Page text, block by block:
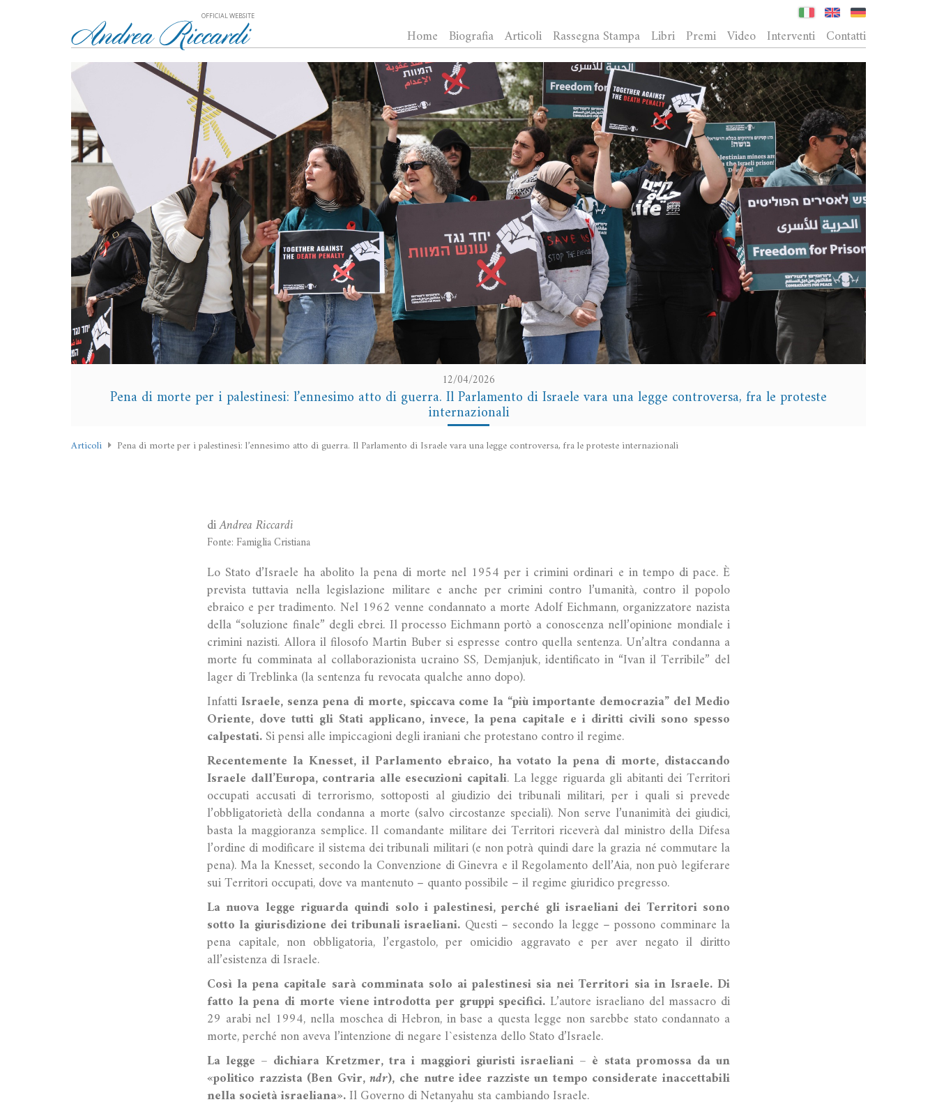
OFFICIAL WEBSITE
Home Biografia Articoli Rassegna Stampa Libri Premi Video Interventi Contatti
12/04/2026
Pena di morte per i palestinesi: l’ennesimo atto di guerra. Il Parlamento di Israele vara una legge controversa, fra le proteste
internazionali
Articoli Pena di morte per i palestinesi: l’ennesimo atto di guerra. Il Parlamento di Israele vara una legge controversa, fra le proteste internazionali
diAndrea Riccardi
Fonte: Famiglia Cristiana
Lo Stato d’Israele ha abolito la pena di morte nel 1954 per i crimini ordinari e in tempo di pace. È
prevista tuttavia nella legislazione militare e anche per crimini contro l’umanità, contro il popolo
ebraico e per tradimento. Nel 1962 venne condannato a morte Adolf Eichmann, organizzatore nazista
della “soluzione finale” degli ebrei. Il processo Eichmann portò a conoscenza nell’opinione mondiale i
crimini nazisti. Allora il filosofo Martin Buber si espresse contro quella sentenza. Un’altra condanna a
morte fu comminata al collaborazionista ucraino SS, Demjanjuk, identificato in “Ivan il Terribile” del
lager di Treblinka (la sentenza fu revocata qualche anno dopo).
InfattiIsraele, senza pena di morte, spiccava come la “più importante democrazia” del Medio
Oriente, dove tutti gli Stati applicano, invece, la pena capitale e i diritti civili sono spesso
calpestati.Si pensi alle impiccagioni degli iraniani che protestano contro il regime.
Recentemente la Knesset, il Parlamento ebraico, ha votato la pena di morte, distaccando
Israele dall’Europa, contraria alle esecuzioni capitali. La legge riguarda gli abitanti dei Territori
occupati accusati di terrorismo, sottoposti al giudizio dei tribunali militari, per i quali si prevede
l’obbligatorietà della condanna a morte (salvo circostanze speciali). Non serve l’unanimità dei giudici,
basta la maggioranza semplice. Il comandante militare dei Territori riceverà dal ministro della Difesa
l’ordine di modificare il sistema dei tribunali militari (e non potrà quindi dare la grazia né commutare la
pena). Ma la Knesset, secondo la Convenzione di Ginevra e il Regolamento dell’Aia, non può legiferare
sui Territori occupati, dove va mantenuto – quanto possibile – il regime giuridico pregresso.
La nuova legge riguarda quindi solo i palestinesi, perché gli israeliani dei Territori sono
sotto la giurisdizione dei tribunali israeliani. Questi – secondo la legge – possono comminare la
pena capitale, non obbligatoria, l’ergastolo, per omicidio aggravato e per aver negato il diritto
all’esistenza di Israele.
Così la pena capitale sarà comminata solo ai palestinesi sia nei Territori sia in Israele. Di
fatto la pena di morte viene introdotta per gruppi specifici. L’autore israeliano del massacro di
29 arabi nel 1994, nella moschea di Hebron, in base a questa legge non sarebbe stato condannato a
morte, perché non aveva l’intenzione di negare l`esistenza dello Stato d’Israele.
La legge – dichiara Kretzmer, tra i maggiori giuristi israeliani – è stata promossa da un
«politico razzista (Ben Gvir,ndr), che nutre idee razziste un tempo considerate inaccettabili
nella società israeliana».Il Governo di Netanyahu sta cambiando Israele.